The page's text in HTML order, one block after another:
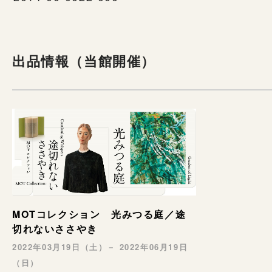
出品情報（当館開催）
MOTコレクション 光みつる庭／途
切れないささやき
2022年03月19日（土）－ 2022年06月19日
（日）